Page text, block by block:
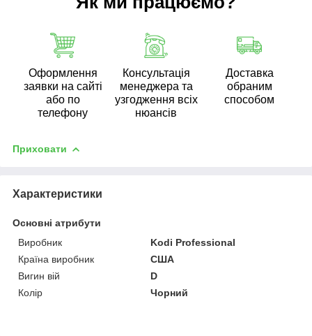
Оформлення
заявки на сайті
або по
телефону
Консультація
менеджера та
узгодження всіх
нюансів
Доставка
обраним
способом
Приховати
Характеристики
Основні атрибути
Виробник
Kodi Professional
Країна виробник
США
Вигин вій
D
Колір
Чорний